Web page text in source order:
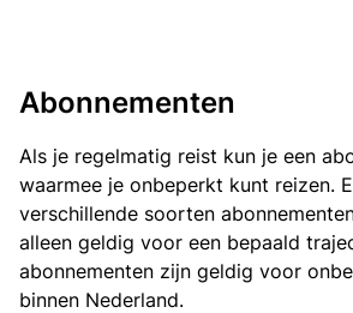
Abonnementen
Als je regelmatig reist kun je een
waarmee je onbeperkt kunt reizen.
verschillende soorten
alleen geldig voor een bepaald
abonnementen zijn geldig voor
binnen Nederland.